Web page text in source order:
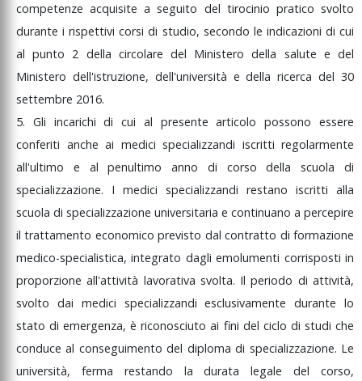
competenzeacquisiteaseguito del tirocinio praticosvolto
duranteirispettivicorsidi studio, secondo le indicazioni dicui
alpunto 2 della circolaredel Ministerodella salute edel
Ministero dell'istruzione, dell'università edellaricercadel30
settembre 2016.
5. Gli incarichidicui al presentearticolopossonoessere
conferiti anche ai medici specializzandi iscritti regolarmente
all'ultimo e alpenultimoanno di corsodellascuoladi
specializzazione. I medici specializzandi restano iscritti alla
scuola di specializzazione universitaria e continuano a percepire
iltrattamento economicoprevisto dalcontratto diformazione
medico-specialistica,integrato dagliemolumenti corrispostiin
proporzioneall'attività lavorativa svolta. Ilperiodo diattività,
svolto dai medici specializzandiesclusivamentedurantelo
statodiemergenza,èriconosciutoai fini del ciclo di studiche
conduceal conseguimentodel diplomadi specializzazione. Le
università, ferma restando laduratalegaledelcorso,